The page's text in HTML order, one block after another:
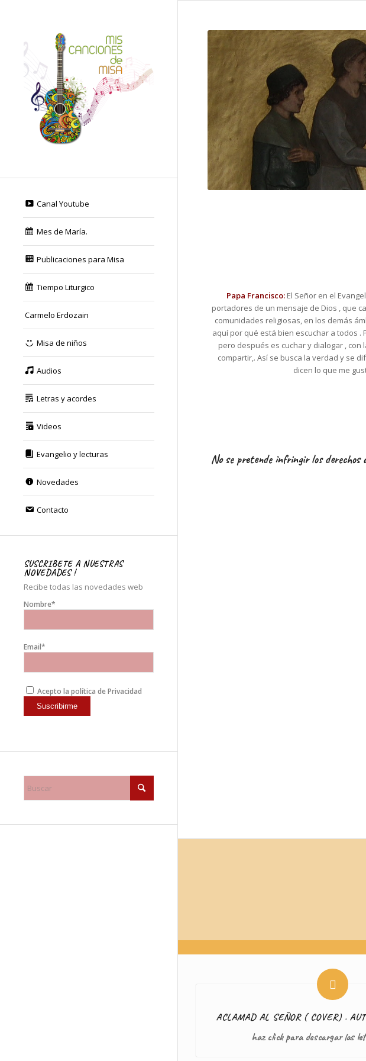
Canal Youtube
Mes de María.
Publicaciones para Misa
Tiempo Liturgico
Carmelo Erdozain
Misa de niños
Audios
Letras y acordes
Videos
Evangelio y lecturas
Novedades
Contacto
SUSCRIBETE A NUESTRAS
NOVEDADES !
Recibe todas las novedades web
Nombre*
Email*
Acepto la política de Privacidad
Papa Francisco: El Señor en el
portadores de un mensaje de Dios , que
comunidades religiosas, en los demás
aquí por qué está bien escuchar a todos
pero después es cuchar y dialogar ,
compartir,. Así se busca la verdad y se
dicen lo que me
No se pretende infringir los
ACLAMAD AL SEÑOR ( COVER) .
haz click para descargar las